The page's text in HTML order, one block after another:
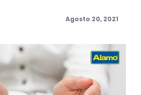
Posted
Agosto 20, 2021